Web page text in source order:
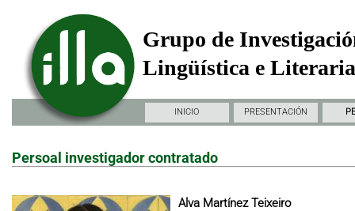
Grupo de
Lingüística e
INICIO PRESENTACIÓN
Persoal investigador contratado
Alva Martínez Teixeiro